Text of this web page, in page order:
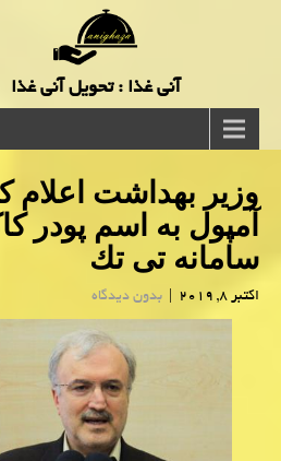
آنی غذا : تحویل آنی غذا
وزیر بهداشت اعلام
آمپول به اسم پودر
سامانه تی تك
اکتبر 8, 2019 | بدون دیدگاه